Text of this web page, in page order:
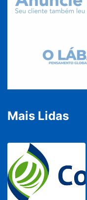
Mais Lidas